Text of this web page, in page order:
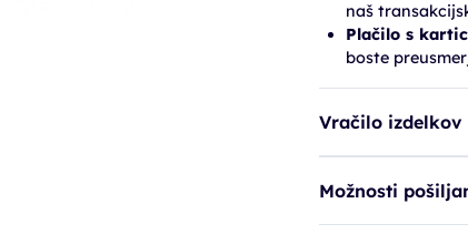
naš
Plačilo s
boste
Vračilo izdelkov
Možnosti